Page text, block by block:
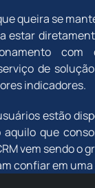
queira se
estar
com
de
indicadores.
estão
que
vem sendo o
confiar em uma